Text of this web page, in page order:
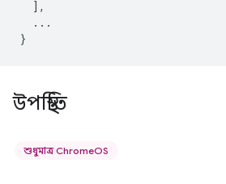
],
...
}
উপস্থিতি
শুধুমাত্র ChromeOS